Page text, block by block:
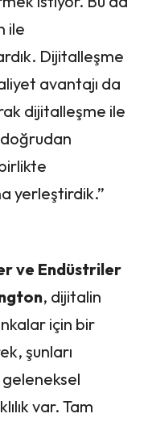
ile
Dijitalleşme
avantajı da
dijitalleşme ile
yerleştirdik.”
ve Endüstriler
, dijitalin
için bir
şunları
geleneksel
var. Tam